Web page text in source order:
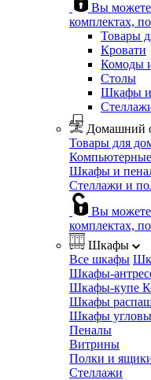
Вы можете
комплектах,
Товары
Кровати
Комоды
Столы
Шкафы и
Домашний
Товары для
Шкафы и
Стеллажи и
Вы можете
комплектах,
Шкафы
Все шкафы
Шкафы-
Шкафы-купе
Шкафы
Шкафы
Пеналы
Витрины
Полки и
Стеллажи